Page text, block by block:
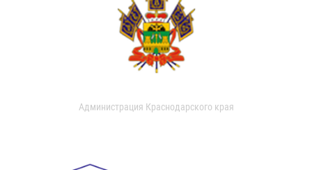
Администрация Краснодарского края